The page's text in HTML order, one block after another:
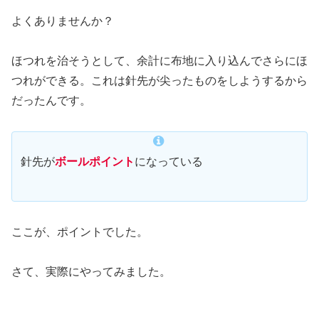
よくありませんか？
ほつれを治そうとして、余計に布地に入り込んでさらにほ
つれができる。これは針先が尖ったものをしようするから
だったんです。
針先がボールポイント になっている
ここが、ポイントでした。
さて、実際にやってみました。